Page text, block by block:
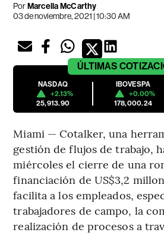
PorMarcella McCarthy
03 de noviembre, 2021 | 10:30 AM
ÚLTIMAS
NASDAQ
+2.13%
25,913.90
IBOVESPA
+0.00%
178,000.24
Miami — Cotalker, una
gestión de flujos de trabajo,
miércoles el cierre de una
financiación de US$3,2
facilita a los empleados,
trabajadores de campo, la
realización de procesos a